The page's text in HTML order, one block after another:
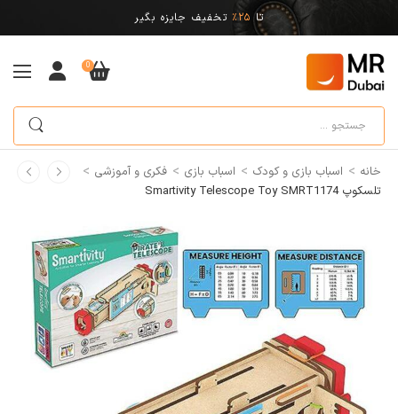
تا 25% تخفیف جایزه بگیر
0
خانه > اسباب بازی و کودک > اسباب بازی > فکری و آموزشی >
تلسکوپ Smartivity Telescope Toy SMRT1174